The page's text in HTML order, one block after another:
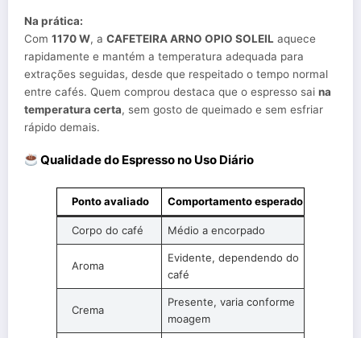
Na prática:
Com 1170 W, a CAFETEIRA ARNO OPIO SOLEIL aquece
rapidamente e mantém a temperatura adequada para
extrações seguidas, desde que respeitado o tempo normal
entre cafés. Quem comprou destaca que o espresso sai na
temperatura certa, sem gosto de queimado e sem esfriar
rápido demais.
Qualidade do Espresso no Uso Diário
Ponto avaliado Comportamento esperado
Corpo do café Médio a encorpado
Aroma
Evidente, dependendo do
café
Crema
Presente, varia conforme
moagem